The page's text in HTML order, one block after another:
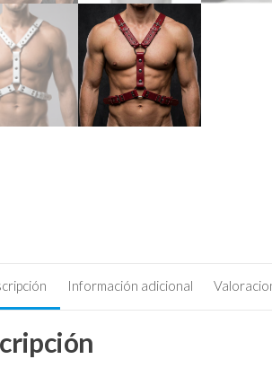
Información adicional